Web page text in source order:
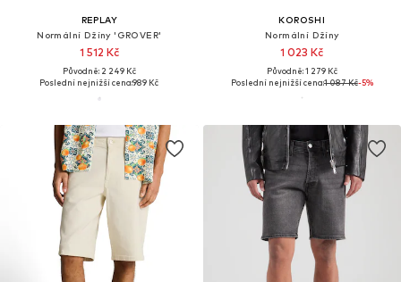
REPLAY
Normální Džíny 'GROVER'
1 512 Kč
Původně: 2 249 Kč
Poslední nejnižší cena:989 Kč
KOROSHI
Normální Džíny
1 023 Kč
Původně: 1 279 Kč
Poslední nejnižší cena:1 087 Kč-5%